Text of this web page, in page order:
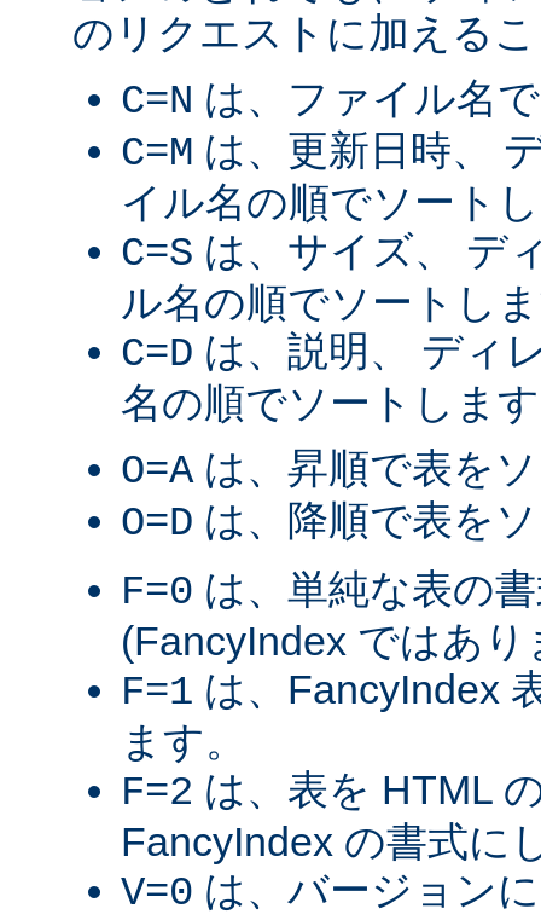
のリクエストに加える
C=N は、ファイル名
C=M は、更新日時、
イル名の順でソート
C=S は、サイズ、 デ
ル名の順でソートし
C=D は、説明、 ディ
名の順でソートしま
O=A は、昇順で表を
O=D は、降順で表を
F=0 は、単純な表の
(FancyIndex ではあり
F=1 は、FancyIndex
ます。
F=2 は、表を HTML
FancyIndex の書式に
V=0 は、バージョン